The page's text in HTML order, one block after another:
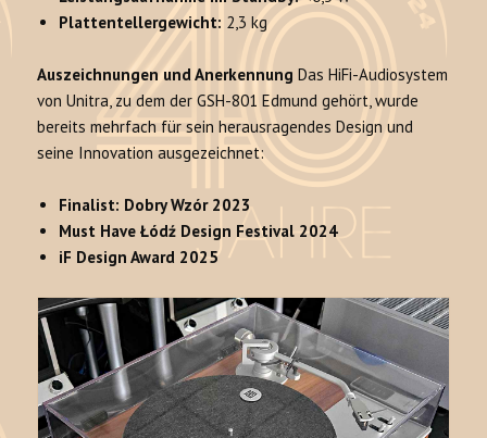
Plattentellergewicht: 2,3 kg
Auszeichnungen und Anerkennung Das HiFi-Audiosystem
von Unitra, zu dem der GSH-801 Edmund gehört, wurde
bereits mehrfach für sein herausragendes Design und
seine Innovation ausgezeichnet:
Finalist: Dobry Wzór 2023
Must Have Łódź Design Festival 2024
iF Design Award 2025